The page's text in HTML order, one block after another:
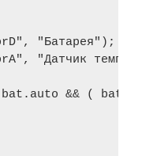
"Батарея");
"Датчик
bat.auto && (